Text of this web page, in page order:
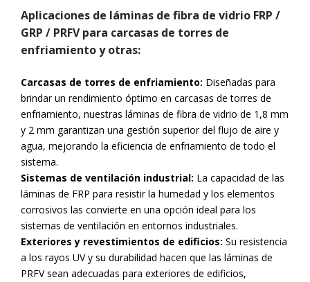
Aplicaciones de láminas de fibra de vidrio FRP /
GRP / PRFV para carcasas de torres de
enfriamiento y otras:
Carcasas de torres de enfriamiento: Diseñadas para
brindar un rendimiento óptimo en carcasas de torres de
enfriamiento, nuestras láminas de fibra de vidrio de 1,8 mm
y 2 mm garantizan una gestión superior del flujo de aire y
agua, mejorando la eficiencia de enfriamiento de todo el
sistema.
Sistemas de ventilación industrial: La capacidad de las
láminas de FRP para resistir la humedad y los elementos
corrosivos las convierte en una opción ideal para los
sistemas de ventilación en entornos industriales.
Exteriores y revestimientos de edificios: Su resistencia
a los rayos UV y su durabilidad hacen que las láminas de
PRFV sean adecuadas para exteriores de edificios,